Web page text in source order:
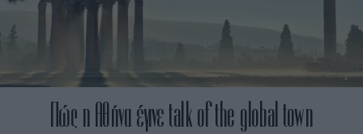
Πώς η Αθήνα έγινε talk of the global town